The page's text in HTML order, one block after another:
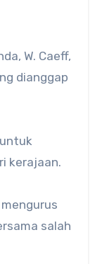
W. Caeff,
dianggap
kerajaan.
salah